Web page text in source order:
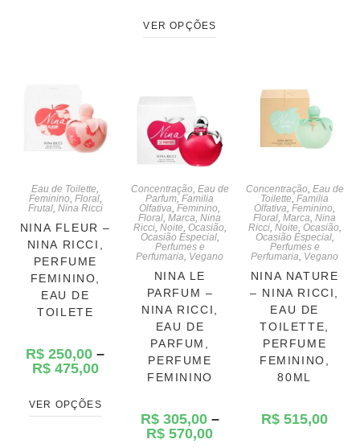
VER OPÇÕES
Eau de Toilette,
Feminino, Floral,
Frutal, Nina Ricci
NINA FLEUR –
NINA RICCI,
PERFUME
FEMININO,
EAU DE
TOILETE
R$ 250,00 –
R$475,00
VER OPÇÕES
Concentração, Eau de
Parfum,Familia
Olfativa,Feminino,
Floral,Marca,Nina
Ricci, Noite, Ocasião,
Ocasião Especial,
Perfumes e
Perfumaria, Vegano
NINA LE
PARFUM –
NINA RICCI,
EAU DE
PARFUM,
PERFUME
FEMININO
R$305,00–
R$ 570,00
Concentração, Eau de
Toilette,Familia
Olfativa,Feminino,
Floral,Marca,Nina
Ricci, Noite, Ocasião,
Ocasião Especial,
Perfumes e
Perfumaria, Vegano
NINA NATURE
– NINA RICCI,
EAU DE
TOILETTE,
PERFUME
FEMININO,
80ML
R$ 515,00